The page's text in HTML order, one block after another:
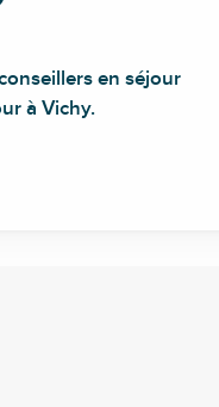
en séjour
à Vichy.